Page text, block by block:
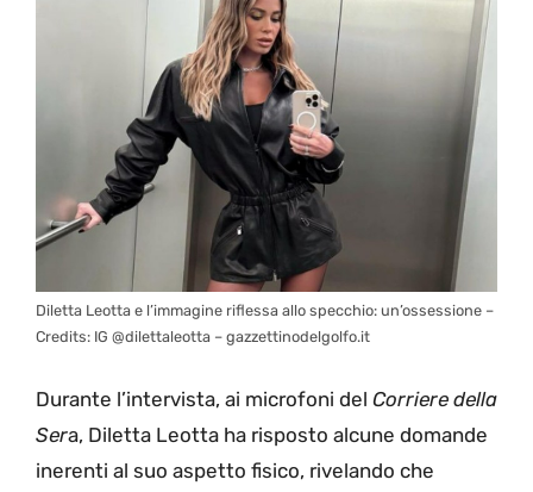
Diletta Leotta e l’immagine riflessa allo specchio: un’ossessione –
Credits: IG @dilettaleotta – gazzettinodelgolfo.it
Durante l’intervista, ai microfoni del Corriere della
Sera, Diletta Leotta ha risposto alcune domande
inerenti al suo aspetto fisico, rivelando che